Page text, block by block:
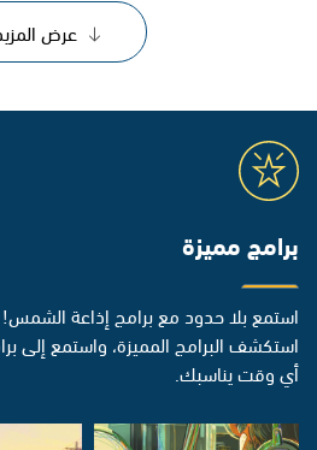
عرض
برامج مميزة
استمع بلا حدود مع برامج إذاعة الشمس!
استكشف البرامج المميزة، واستمع إلى
أي وقت يناسبك.